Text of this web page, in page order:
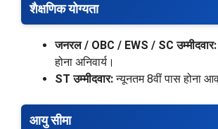
शैक्षणिक योग्यता
जनरल / OBC / EWS / SC उम्मीदवार:
होना अनिवार्य।
ST उम्मीदवार:न्यूनतम 8वीं पास होना
आयु सीमा